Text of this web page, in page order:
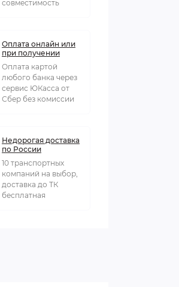
совместимость
Оплата онлайн или
при получении
Оплата картой
любого банка через
сервис ЮКасса от
Сбер без комиссии
Недорогая доставка
по России
10 транспортных
компаний на выбор,
доставка до ТК
бесплатная